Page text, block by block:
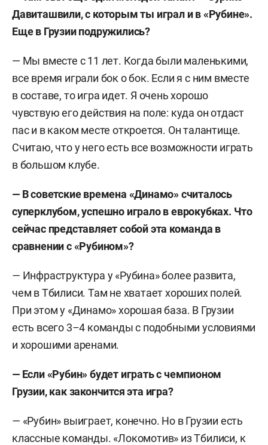
Давиташвили, с которым ты играл и в «Рубине».
Еще в Грузии подружились?
— Мы вместе с 11 лет. Когда были маленькими,
все время играли бок о бок. Если я с ним вместе
в составе, то игра идет. Я очень хорошо
чувствую его действия на поле: куда он отдаст
пас и в каком месте откроется. Он талантище.
Считаю, что у него есть все возможности играть
в большом клубе.
—В советские времена «Динамо» считалось
суперклубом, успешно играло в еврокубках. Что
сейчас представляет собой эта команда в
сравнении с «Рубином»?
— Инфраструктура у «Рубина» более развита,
чем в Тбилиси. Там не хватает хороших полей.
При этом у «Динамо» хорошая база. В Грузии
есть всего 3–4 команды с подобными условиями
и хорошими аренами.
—Если «Рубин» будет играть с чемпионом
Грузии, как закончится эта игра?
— «Рубин» выиграет, конечно. Но в Грузии есть
классные команды. «Локомотив» из Тбилиси, к